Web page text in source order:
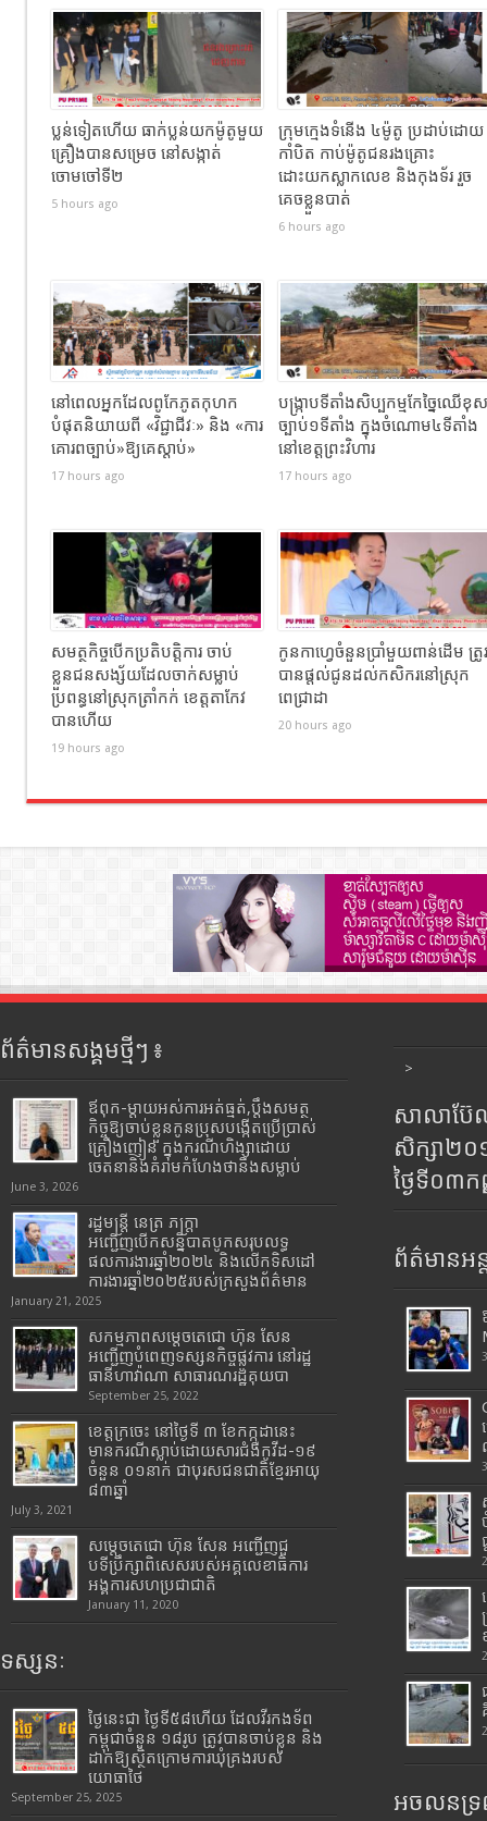
ប្លន់ទៀតហើយ ធាក់ប្លន់យកម៉ូតូមួយ
គ្រឿងបានសម្រេច នៅសង្កាត់
ចោមចៅទី២
5 hours ago
ក្រុមក្មេងទំនើង ៤ម៉ូតូ ប្រដាប់ដោយ
កាំបិត កាប់ម៉ូតូជនរងគ្រោះ
ដោះយកស្លាកលេខ និងកុងទ័រ រួច
គេចខ្លួនបាត់
6 hours ago
នៅពេលអ្នកដែលពូកែភូតកុហក
បំផុតនិយាយពី «វិជ្ជាជីវៈ» និង «ការ
គោរពច្បាប់»ឱ្យគេស្តាប់»
17 hours ago
បង្រ្កាបទីតាំងសិប្បកម្មកែច្នៃឈើខុស
ច្បាប់១ទីតាំង ក្នុងចំណោម៤ទីតាំង
នៅខេត្តព្រះវិហារ
17 hours ago
សមត្ថកិច្ចបើកប្រតិបត្តិការ ចាប់
ខ្លួនជនសង្ស័យដែលចាក់សម្លាប់
ប្រពន្ធនៅស្រុកត្រាំកក់ ខេត្តតាកែវ
បានហេីយ
19 hours ago
កូនកាហ្វេចំនួនប្រាំមួយពាន់ដើម ត្រូ
បានផ្តល់ជូនដល់កសិករនៅស្រុក
ពេជ្រាដា
20 hours ago
ព័ត៌មានសង្គមថ្មីៗ ៖
ឪពុក-ម្ដាយអស់ការអត់ធ្មត់,ប្ដឹងសមត្ថ
កិច្ចឱ្យចាប់ខ្លួនកូនប្រុសបង្កើតប្រើប្រាស់
គ្រឿងញៀន ក្នុងករណីហិង្សាដោយ
ចេតនានិងគំរាមកំហែងថានឹងសម្លាប់
June 3, 2026
រដ្ឋមន្រ្តី​ នេត្រ​ ភក្ត្រា​
អញ្ជើញបើកសន្និបាតបូកសរុបលទ្ធ
ផលការងារឆ្នាំ២០២៤ និងលើកទិសដៅ
ការងារឆ្នាំ២០២៥របស់​ក្រសួង​ព័ត៌មាន​
January 21, 2025
សកម្មភាពសម្តេចតេជោ ហ៊ុន សែន
អញ្ជើញបំពេញទស្សនកិច្ចផ្លូវការ នៅរដ្ឋ
ធានីហាវ៉ាណា សាធារណរដ្ឋគុយបា
September 25, 2022
ខេត្តក្រចេះ នៅថ្ងៃទី ៣ ខែកក្កដានេះ
មានករណីស្លាប់ដោយសារជំងឺកូវីដ-១៩
ចំនួន ០១នាក់ ជាបុរសជនជាតិខ្មែរអាយុ
៨៣ឆ្នាំ
July 3, 2021
សម្តេចតេជោ ហ៊ុន សែន អញ្ជើញជួ
បទីប្រឹក្សាពិសេសរបស់អគ្គលេខាធិការ
អង្គការសហប្រជាជាតិ
January 11, 2020
ទស្សនៈ
ថ្ងៃនេះជា ថ្ងៃទី៥៨ហើយ ដែលវីរកងទ័ព
កម្ពុជាចំនួន ១៨រូប ត្រូវបានចាប់ខ្លួន និង
ដាក់ឱ្យស្ថិតក្រោមការឃុំគ្រងរបស់
យោធាថៃ
September 25, 2025
>
សាលាប៊ែ
សិក្សា២
ថ្ងៃទី០៣
ព័ត៌មានអន្
អចលនទ្រ